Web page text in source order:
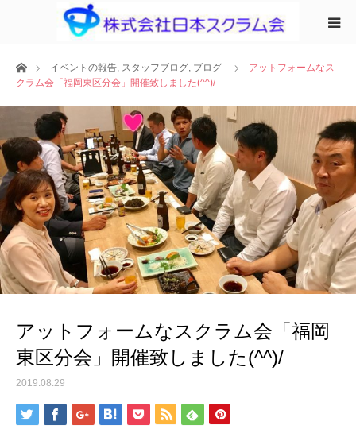
ホームイベントの報告, スタッフブログ, ブログ
アットフォームなス
クラム会「福岡東区分会」開催致しました(^^)/
アットフォームなスクラム会「福岡
東区分会」開催致しました(^^)/
2019.08.29